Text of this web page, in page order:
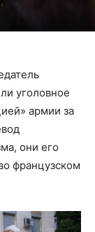
уголовное
армии за
они его
французском